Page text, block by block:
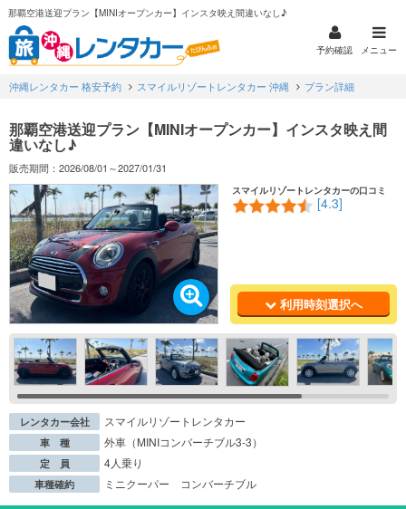
那覇空港送迎プラン【MINIオープンカー】インスタ映え間違いなし♪
予約確認 メニュー
沖縄レンタカー 格安予約 スマイルリゾートレンタカー 沖縄 プラン詳細
那覇空港送迎プラン【MINIオープンカー】インスタ映え間
違いなし♪
販売期間：2026/08/01～2027/01/31
スマイルリゾートレンタカーの口コミ
[4.3]
利用時刻選択へ
レンタカー会社 スマイルリゾートレンタカー
車 種 外車（MINIコンバーチブル3-3）
定 員 4人乗り
車種確約 ミニクーパー コンバーチブル